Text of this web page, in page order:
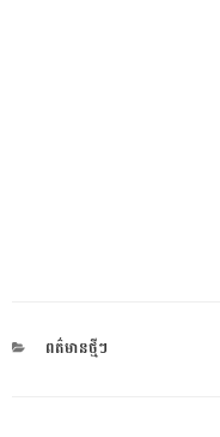
CATEGORIES
ពត៌មានថ្មីៗ